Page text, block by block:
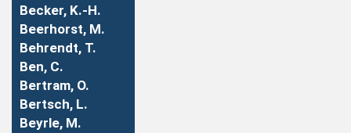
Becker, K.-H.
Beerhorst, M.
Behrendt, T.
Ben, C.
Bertram, O.
Bertsch, L.
Beyrle, M.